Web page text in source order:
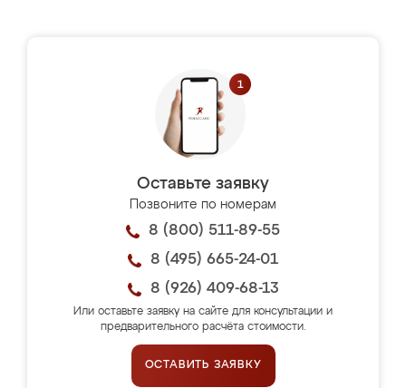
Оставьте заявку
Позвоните по номерам
8 (800) 511-89-55
8 (495) 665-24-01
8 (926) 409-68-13
Или оставьте заявку на сайте для консультации и
предварительного расчёта стоимости.
ОСТАВИТЬ ЗАЯВКУ